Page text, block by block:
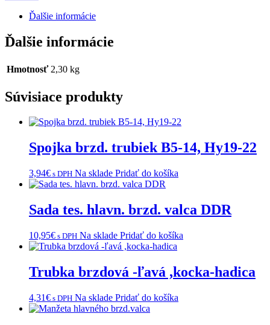
Ďalšie informácie
Ďalšie informácie
Hmotnosť 2,30 kg
Súvisiace produkty
Spojka brzd. trubiek B5-14, Hy19-22
3,94€ s DPH Na sklade Pridať do košíka
Sada tes. hlavn. brzd. valca DDR
10,95€ s DPH Na sklade Pridať do košíka
Trubka brzdová -ľavá ,kocka-hadica
4,31€ s DPH Na sklade Pridať do košíka